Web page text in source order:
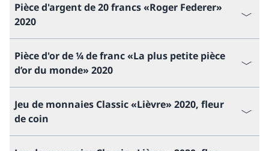
Pièce d'argent de 20 francs «Roger Federer»
2020
Pièce d'or de ¼ de franc «La plus petite pièce
d’or du monde» 2020
Jeu de monnaies Classic «Lièvre» 2020, fleur
de coin